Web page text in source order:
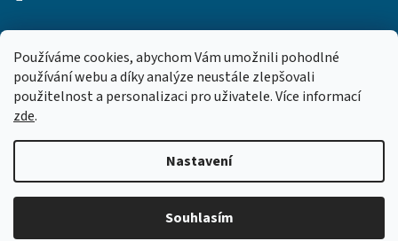
Používáme cookies, abychom Vám umožnili pohodlné
používání webu a díky analýze neustále zlepšovali
použitelnost a personalizaci pro uživatele. Více informací
zde.
Nastavení
Souhlasím
Vytvořil Shoptet
Euroshopy. Všechna práva vyhrazena.